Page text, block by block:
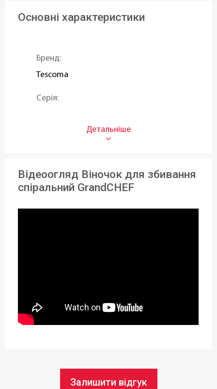
Основні характеристики
Бренд:
Tescoma
Серія:
Призначення:
посудомийній машині:
Так
Відеоогляд Віночок для збивання
спіральний GrandCHEF
Залишити відгук